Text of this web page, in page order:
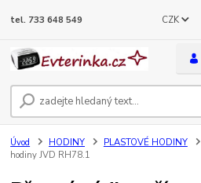
CZK
tel. 733 648 549
Úvod HODINY PLASTOVÉ HODINY
hodiny JVD RH78.1